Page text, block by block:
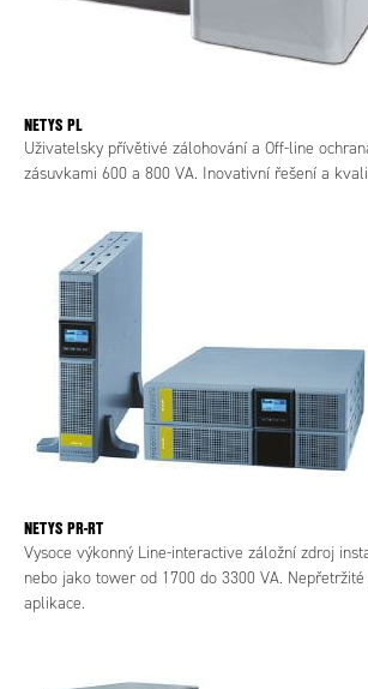
NETYS PL
Uživatelsky přívětivé zálohování a Off-line
zásuvkami 600 a 800 VA. Inovativní řešení a
NETYS PR-RT
Vysoce výkonný Line-interactive záložní zdroj
nebo jako tower od 1700 do 3300 VA.
aplikace.